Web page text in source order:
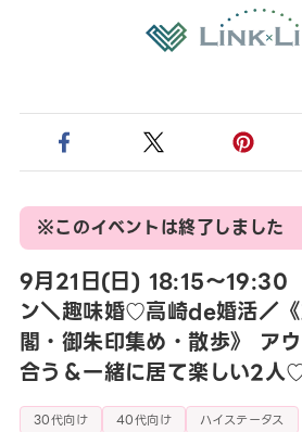
※このイベントは終了しました
9月21日(日) 18:15〜19:30
ン＼趣味婚♡高崎de婚活／
閣・御朱印集め・散歩》 ア
合う＆一緒に居て楽しい2人
30代向け 40代向け ハイステータス